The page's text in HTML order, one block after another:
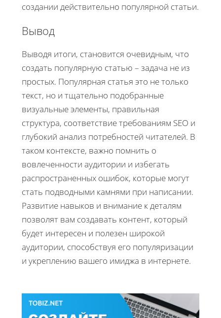
создании действительно популярной статьи.
Вывод
Выводя итоги, становится очевидным, что
создать популярную статью – задача не из
простых. Популярная статья это не только
текст, но и тщательно подобранные
визуальные элементы, правильная
структура, соответствие требованиям SEO и
глубокий анализ потребностей читателей. В
таком контексте, важно помнить о
вовлеченности аудитории и избегать
распространенных ошибок, которые могут
стать подводными камнями при написании.
Развитие навыков и внимание к деталям
позволят вам создавать контент, который
будет интересен и полезен широкой
аудитории, способствуя его популяризации
и укреплению вашего имиджа в интернете.